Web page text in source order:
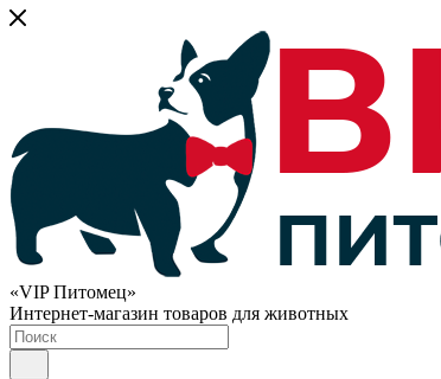
«VIP Питомец»
Интернет-магазин товаров для животных